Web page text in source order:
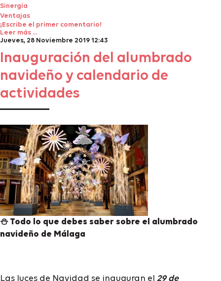
Sinergía
Ventajas
¡Escribe el primer comentario!
Leer más ...
Jueves, 28 Noviembre 2019 12:43
Inauguración del alumbrado
navideño y calendario de
actividades
⛄ Todo lo que debes saber sobre el alumbrado
navideño de Málaga
Las luces de Navidad se inauguran el 29 de